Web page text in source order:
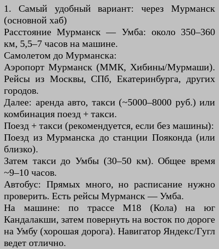
1. Самый удобный вариант: через Мурманск
(основной хаб)
Расстояние Мурманск — Умба: около 350–360
км, 5,5–7 часов на машине.
Самолетом до Мурманска:
Аэропорт Мурманск (ММК, Хибины/Мурмаши).
Рейсы из Москвы, СПб, Екатеринбурга, других
городов.
Далее: аренда авто, такси (~5000–8000 руб.) или
комбинация поезд + такси.
Поезд + такси (рекомендуется, если без машины):
Поезд из Мурманска до станции Пояконда (или
близко).
Затем такси до Умбы (30–50 км). Общее время
~9–10 часов.
Автобус: Прямых много, но расписание нужно
проверить. Есть рейсы Мурманск — Умба.
На машине: по трассе М18 (Кола) на юг
Кандалакши, затем повернуть на восток по дороге
на Умбу (хорошая дорога). Навигатор Яндекс/Гугл
ведет отлично.